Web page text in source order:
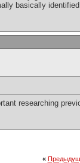
basically
researching
«